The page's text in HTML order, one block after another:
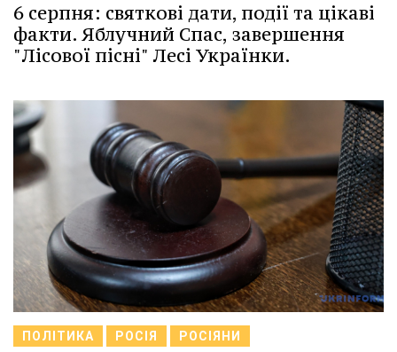
6 серпня: святкові дати, події та цікаві
факти. Яблучний Спас, завершення
"Лісової пісні" Лесі Українки.
ПОЛІТИКА РОСІЯ РОСІЯНИ